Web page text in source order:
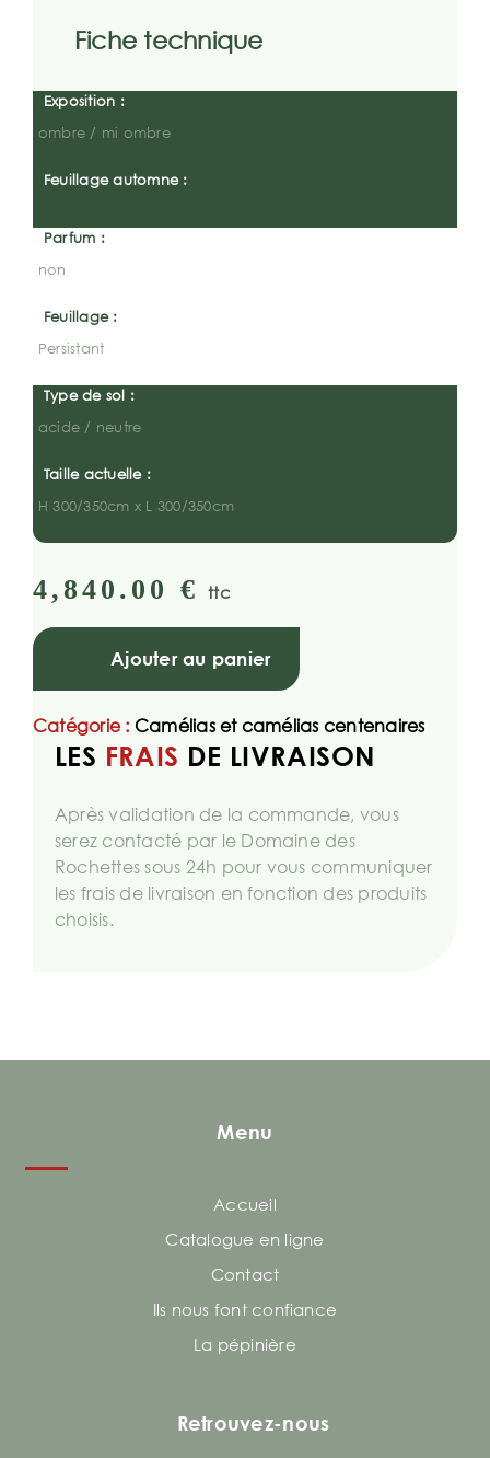
Fiche technique
Exposition :
ombre / mi ombre
Feuillage automne :
Parfum :
non
Feuillage :
Persistant
Type de sol :
acide / neutre
Taille actuelle :
H 300/350cm x L 300/350cm
4,840.00 € ttc
Ajouter au panier
Catégorie : Camélias et camélias centenaires
LES FRAIS DE LIVRAISON
Après validation de la commande, vous
serez contacté par le Domaine des
Rochettes sous 24h pour vous communiquer
les frais de livraison en fonction des produits
choisis.
Menu
Accueil
Catalogue en ligne
Contact
Ils nous font confiance
La pépinière
Retrouvez-nous